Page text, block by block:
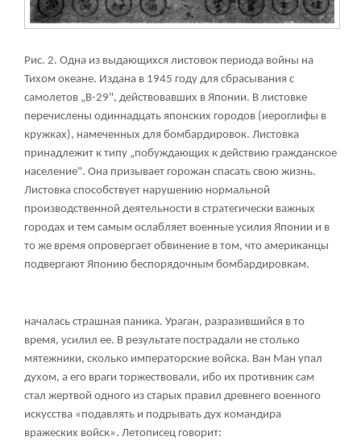
Рис. 2. Одна из выдающихся листовок периода войны на
Тихом океане. Издана в 1945 году для сбрасывания с
самолетов „В-29", действовавших в Японии. В листовке
перечислены одиннадцать японских городов (иероглифы в
кружках), намеченных для бомбардировок. Листовка
принадлежит к типу „побуждающих к действию гражданское
население". Она призывает горожан спасать свою жизнь.
Листовка способствует нарушению нормальной
производственной деятельности в стратегически важных
городах и тем самым ослабляет военные усилия Японии и в
то же время опровергает обвинение в том, что американцы
подвергают Японию беспорядочным бомбардировкам.
началась страшная паника. Ураган, разразившийся в то
время, усилил ее. В результате пострадали не столько
мятежники, сколько императорские войска. Ван Ман упал
духом, а его враги торжествовали, ибо их противник сам
стал жертвой одного из старых правил древнего военного
искусства «подавлять и подрывать дух командира
вражеских войск». Летописец говорит: